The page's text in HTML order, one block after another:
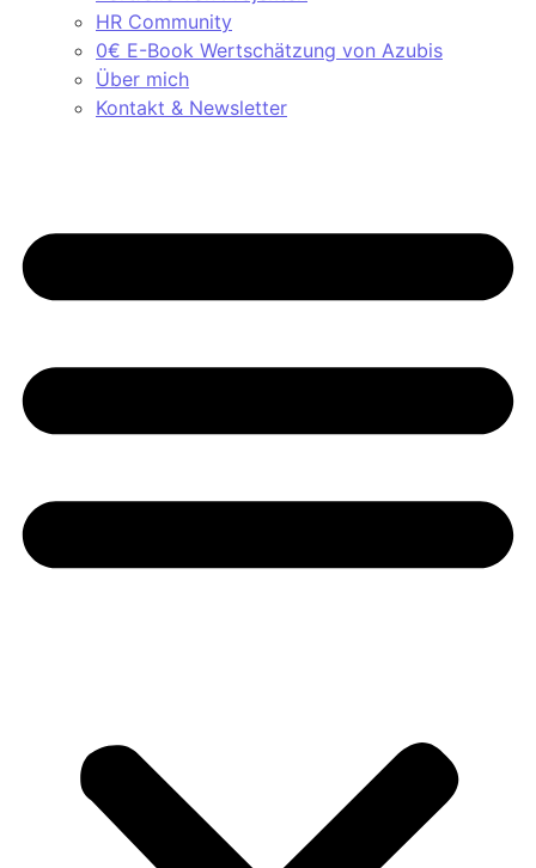
HR Community
0€ E-Book Wertschätzung von Azubis
Über mich
Kontakt & Newsletter